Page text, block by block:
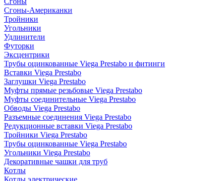
Сгоны-Американки
Тройники
Угольники
Удлинители
Футорки
Эксцентрики
Трубы оцинкованные Viega Prestabo и фитинги
Вставки Viega Prestabo
Заглушки Viega Prestabo
Муфты прямые резьбовые Viega Prestabo
Муфты соединительные Viega Prestabo
Обводы Viega Prestabo
Разъемные соединения Viega Prestabo
Редукционные вставки Viega Prestabo
Тройники Viega Prestabo
Трубы оцинкованные Viega Prestabo
Угольники Viega Prestabo
Декоративные чашки для труб
Котлы
Котлы электрические